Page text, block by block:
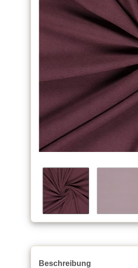
Beschreibung